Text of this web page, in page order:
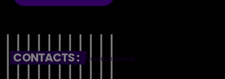
CONTACTS :